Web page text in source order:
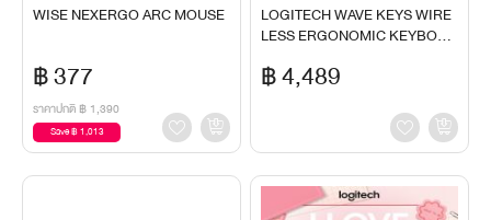
WISE NEXERGO ARC MOUSE
฿ 377
ราคาปกติ ฿ 1,390
Save ฿ 1,013
LOGITECH WAVE KEYS WIRE
LESS ERGONOMIC KEYBOAR
ERGONOMIC MOUSE (PALE G
฿ 4,489